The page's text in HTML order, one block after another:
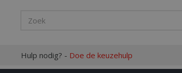
Hulp nodig? - Doe de keuzehulp